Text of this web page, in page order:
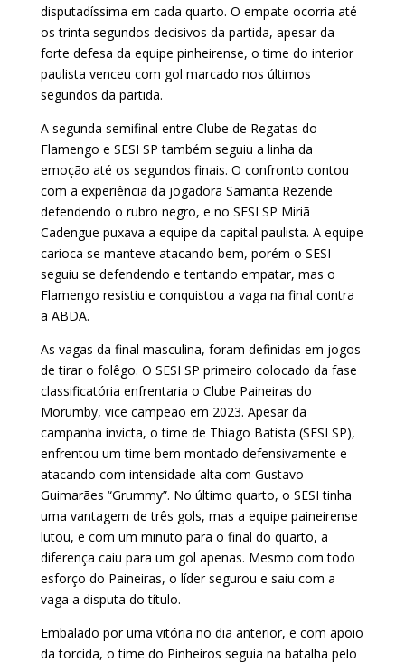
disputadíssima em cada quarto. O empate ocorria até
os trinta segundos decisivos da partida, apesar da
forte defesa da equipe pinheirense, o time do interior
paulista venceu com gol marcado nos últimos
segundos da partida.
A segunda semifinal entre Clube de Regatas do
Flamengo e SESI SP também seguiu a linha da
emoção até os segundos finais. O confronto contou
com a experiência da jogadora Samanta Rezende
defendendo o rubro negro, e no SESI SP Miriã
Cadengue puxava a equipe da capital paulista. A equipe
carioca se manteve atacando bem, porém o SESI
seguiu se defendendo e tentando empatar, mas o
Flamengo resistiu e conquistou a vaga na final contra
a ABDA.
As vagas da final masculina, foram definidas em jogos
de tirar o folêgo. O SESI SP primeiro colocado da fase
classificatória enfrentaria o Clube Paineiras do
Morumby, vice campeão em 2023. Apesar da
campanha invicta, o time de Thiago Batista (SESI SP),
enfrentou um time bem montado defensivamente e
atacando com intensidade alta com Gustavo
Guimarães “Grummy”. No último quarto, o SESI tinha
uma vantagem de três gols, mas a equipe paineirense
lutou, e com um minuto para o final do quarto, a
diferença caiu para um gol apenas. Mesmo com todo
esforço do Paineiras, o líder segurou e saiu com a
vaga a disputa do título.
Embalado por uma vitória no dia anterior, e com apoio
da torcida, o time do Pinheiros seguia na batalha pelo